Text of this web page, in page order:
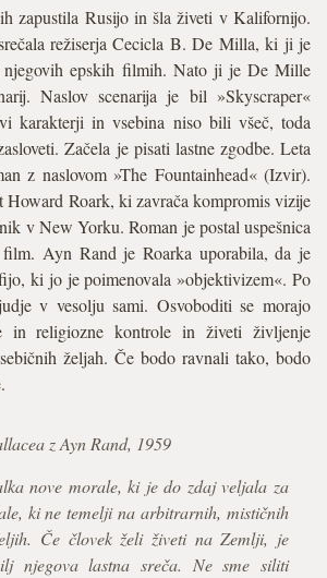
zapustila Rusijo in šla živeti v Kalifornijo.
režiserja Cecicla B. De Milla, ki ji je
njegovih epskih filmih. Nato ji je De Mille
Naslov scenarija je bil »Skyscraper«
karakterji in vsebina niso bili všeč, toda
Začela je pisati lastne zgodbe. Leta
z naslovom »The Fountainhead« (Izvir).
Howard Roark, ki zavrača kompromis vizije
v New Yorku. Roman je postal uspešnica
Ayn Rand je Roarka uporabila, da je
ki jo je poimenovala »objektivizem«. Po
v vesolju sami. Osvoboditi se morajo
in religiozne kontrole in živeti življenje
željah. Če bodo ravnali tako, bodo
z Ayn Rand, 1959
nove morale, ki je do zdaj veljala za
ki ne temelji na arbitrarnih, mističnih
Če človek želi živeti na Zemlji, je
njegova lastna sreča. Ne sme siliti